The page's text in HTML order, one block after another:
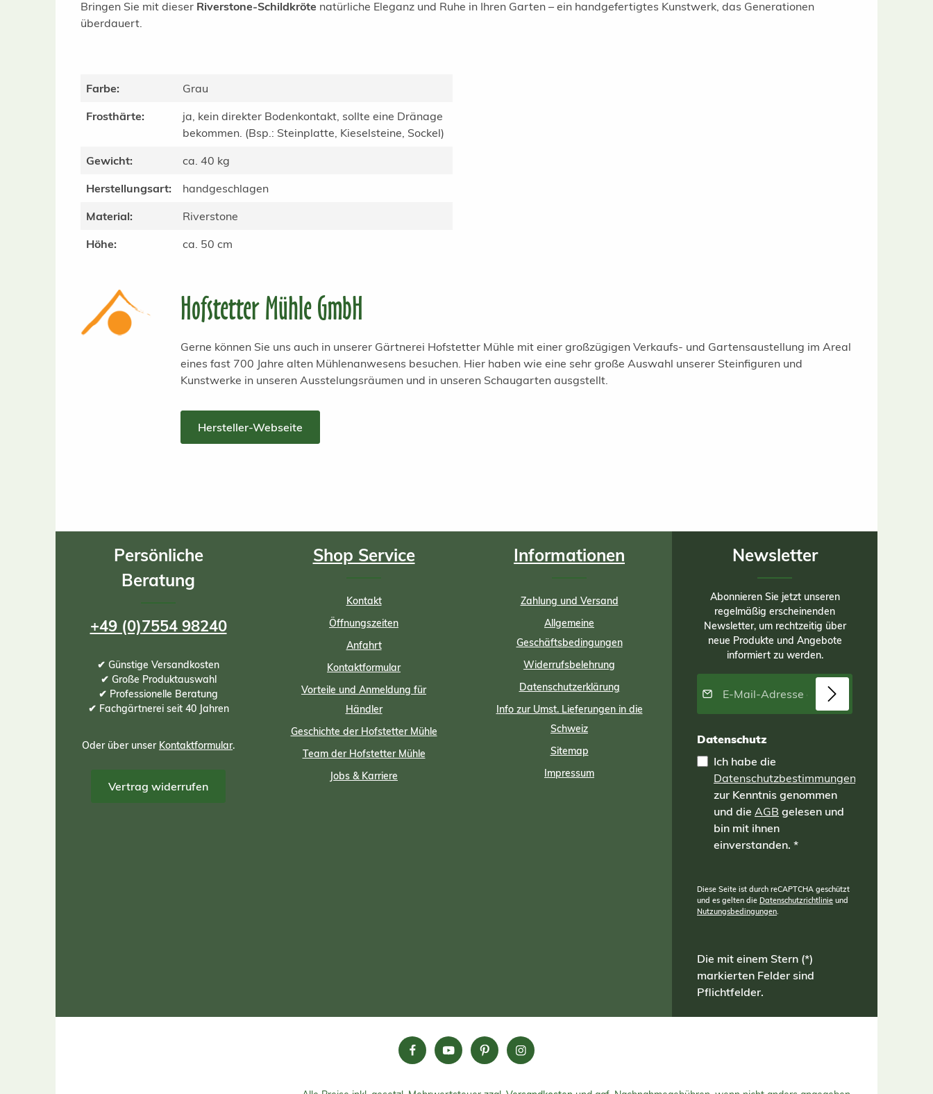
Bringen Sie mit dieser Riverstone-Schildkröte natürliche Eleganz und Ruhe in Ihren Garten – ein handgefertigtes Kunstwerk, das Generationen
überdauert.
Farbe:
Grau
Frosthärte:
ja, kein direkter Bodenkontakt, sollte eine Dränage
bekommen. (Bsp.: Steinplatte, Kieselsteine, Sockel)
Gewicht:
ca. 40 kg
Herstellungsart:
handgeschlagen
Material:
Riverstone
Höhe:
ca. 50 cm
Hofstetter Mühle GmbH
Gerne können Sie uns auch in unserer Gärtnerei Hofstetter Mühle mit einer großzügigen Verkaufs- und Gartensaustellung im Areal
eines fast 700 Jahre alten Mühlenanwesens besuchen. Hier haben wie eine sehr große Auswahl unserer Steinfiguren und
Kunstwerke in unseren Ausstelungsräumen und in unseren Schaugarten ausgstellt.
Hersteller-Webseite
Persönliche
Beratung
+49 (0)7554 98240
✔ Günstige Versandkosten
✔ Große Produktauswahl
✔ Professionelle Beratung
✔ Fachgärtnerei seit 40 Jahren
Oder über unser Kontaktformular.
Vertrag widerrufen
Shop Service
Kontakt
Öffnungszeiten
Anfahrt
Kontaktformular
Vorteile und Anmeldung für
Händler
Geschichte der Hofstetter Mühle
Team der Hofstetter Mühle
Jobs & Karriere
Informationen
Zahlung und Versand
Allgemeine
Geschäftsbedingungen
Widerrufsbelehrung
Datenschutzerklärung
Info zur Umst. Lieferungen in die
Schweiz
Sitemap
Impressum
Newsletter
Abonnieren Sie jetzt unseren
regelmäßig erscheinenden
Newsletter, um rechtzeitig über
neue Produkte und Angebote
informiert zu werden.
E-Mail-Adresse*
Datenschutz
Ich habe die
Datenschutzbestimmungen
zur Kenntnis genommen
und die AGB gelesen und
bin mit ihnen
einverstanden. *
Diese Seite ist durch reCAPTCHA geschützt
und es gelten die Datenschutzrichtlinie und
Nutzungsbedingungen.
Die mit einem Stern (*)
markierten Felder sind
Pflichtfelder.